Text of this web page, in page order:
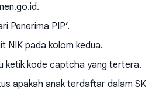
.
Penerima PIP’.
NIK pada kolom kedua.
ketik kode captcha yang tertera.
apakah anak terdaftar dalam SK